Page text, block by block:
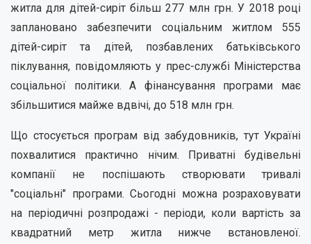
житла для дітей-сиріт більш 277 млн ​​грн. У 2018 році
заплановано забезпечити соціальним житлом 555
дітей-сиріт та дітей, позбавлених батьківського
піклування, повідомляють у прес-службі Міністерства
соціальної політики. А фінансування програми має
збільшитися майже вдвічі, до 518 млн грн.
Що стосується програм від забудовників, тут Україні
похвалитися практично нічим. Приватні будівельні
компанії не поспішають створювати тривалі
"соціальні" програми. Сьогодні можна розраховувати
на періодичні розпродажі - періоди, коли вартість за
квадратний метр житла нижче встановленої.